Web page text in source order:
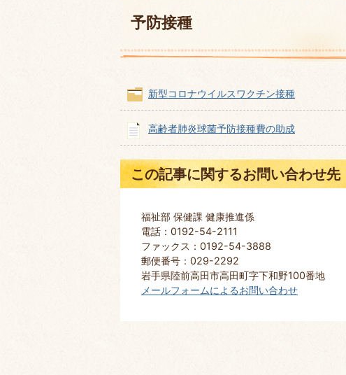
予防接種
新型コロナウイルスワクチン接種
高齢者肺炎球菌予防接種費の助成
この記事に関するお問い合わせ先
福祉部 保健課 健康推進係
電話：0192-54-2111
ファックス：0192-54-3888
郵便番号：029-2292
岩手県陸前高田市高田町字下和野100番地
メールフォームによるお問い合わせ